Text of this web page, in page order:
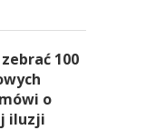
100
o
iluzji